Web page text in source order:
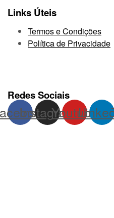
Links Úteis
Termos e Condições
Política de Privacidade
Redes Sociais
InstagramYoutube